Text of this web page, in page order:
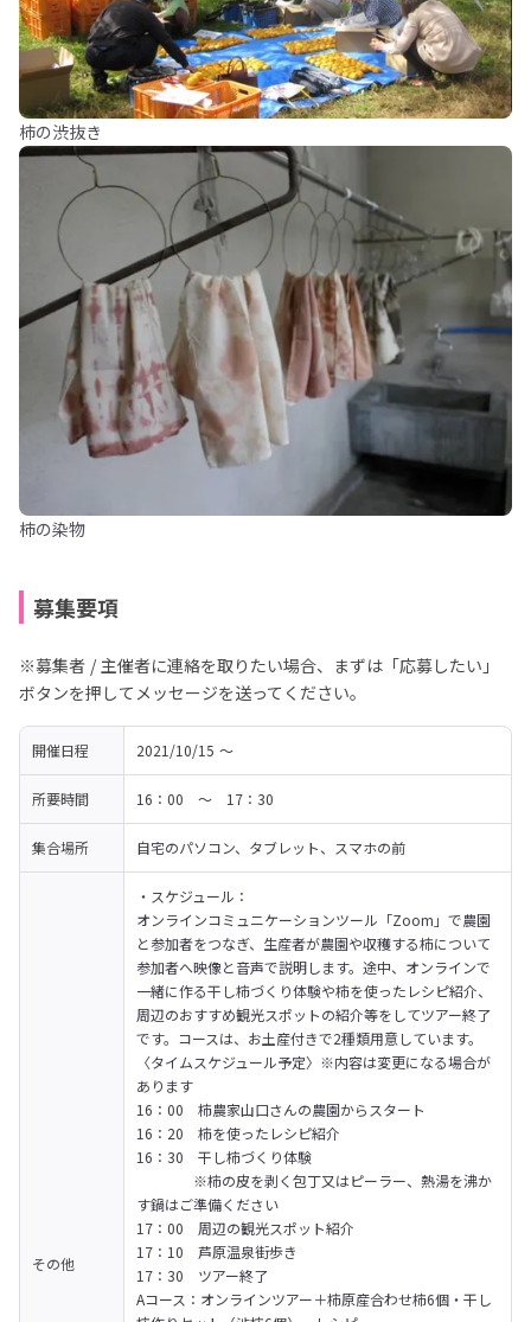
柿の渋抜き
柿の染物
募集要項
※募集者 / 主催者に連絡を取りたい場合、まずは「応募したい」
ボタンを押してメッセージを送ってください。
開催日程 2021/10/15 〜
所要時間 16：00　～　17：30
集合場所 自宅のパソコン、タブレット、スマホの前
その他
・スケジュール：
オンラインコミュニケーションツール「Zoom」で農園
と参加者をつなぎ、生産者が農園や収穫する柿について
参加者へ映像と音声で説明します。途中、オンラインで
一緒に作る干し柿づくり体験や柿を使ったレシピ紹介、
周辺のおすすめ観光スポットの紹介等をしてツアー終了
です。コースは、お土産付きで2種類用意しています。
〈タイムスケジュール予定〉※内容は変更になる場合が
あります
16：00　柿農家山口さんの農園からスタート
16：20　柿を使ったレシピ紹介
16：30　干し柿づくり体験
※柿の皮を剥く包丁又はピーラー、熱湯を沸か
す鍋はご準備ください
17：00　周辺の観光スポット紹介
17：10　芦原温泉街歩き
17：30　ツアー終了
Aコース：オンラインツアー＋柿原産合わせ柿6個・干し